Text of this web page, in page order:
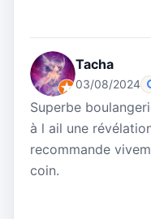
Tacha
03/08/2024
Superbe
à l ail une
recommande
coin.